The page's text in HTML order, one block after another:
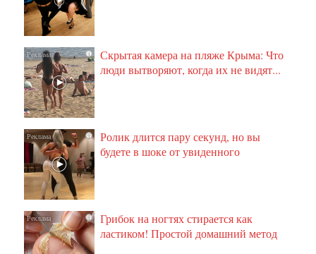
i
Скрытая камера на пляже Крыма: Что
люди вытворяют, когда их не видят...
i
Ролик длится пару секунд, но вы
будете в шоке от увиденного
i
Грибок на ногтях стирается как
ластиком! Простой домашний метод